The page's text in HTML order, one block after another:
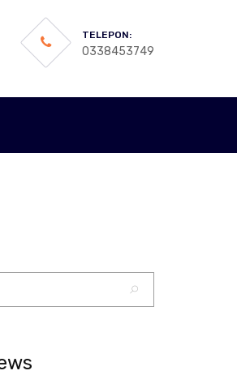
TELEPON:
0338453749